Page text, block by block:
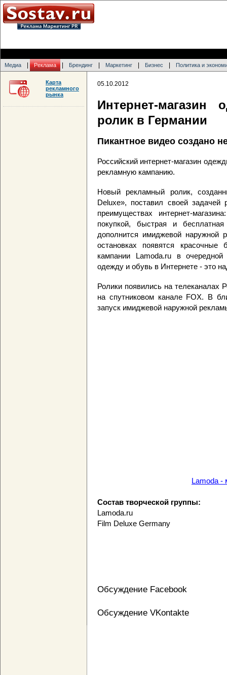
Медиа Реклама Брендинг Маркетинг Бизнес Политика и
05.10.2012
Интернет-магазин
ролик в Германии
Пикантное видео создано
Российский интернет-магазин
рекламную кампанию.
Новый рекламный ролик,
Deluxe», поставил своей задачей
преимуществах интернет-
покупкой, быстрая и
дополнится имиджевой наружной
остановках появятся
кампании Lamoda.ru в
одежду и обувь в Интернете - это
Ролики появились на телеканалах
на спутниковом канале FOX. В
запуск имиджевой наружной
Lamoda -
Состав творческой группы:
Lamoda.ru
Film Deluxe Germany
Обсуждение Facebook
Обсуждение VKontakte
Карта
рекламного
рынка